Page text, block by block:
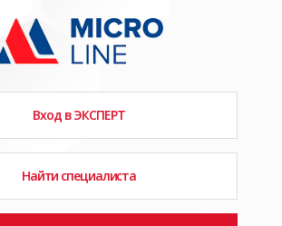
Вход в ЭКСПЕРТ
Найти специалиста